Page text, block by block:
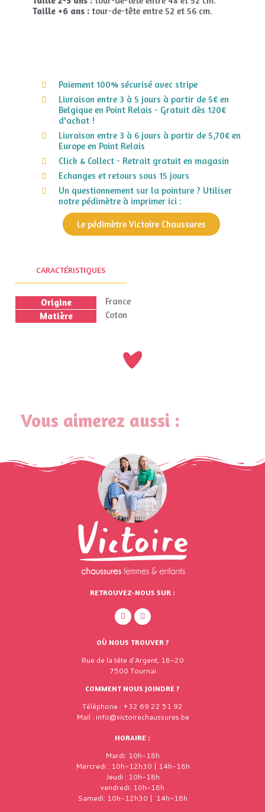
Taille +6 ans : tour-de-tête entre 52 et 56 cm.
Paiement 100% sécurisé avec stripe
Livraison entre 3 à 5 jours à partir de 5€ en
Belgique en Point Relais - Gratuit dès 120€
d'achat !
Livraison entre 3 à 6 jours à partir de 5,70€ en
Europe en Point Relais
Click & Collect - Retrait gratuit en magasin
Echanges et retours sous 15 jours
Un questionnement sur la pointure ? Utiliser
notre pédimètre à imprimer ici :
Le pédimètre Victoire Chaussures
CARACTÉRISTIQUES
Origine
France
Matière
Coton
Vous aimerez aussi :
RETROUVEZ-NOUS SUR :
OÙ NOUS TROUVER ?
Rue de la tête d'Argent, 18-20
7500 Tournai
COMMENT NOUS JOINDRE ?
Téléphone : +32 69 22 51 92
Mail : info@victoirechaussures.be
HORAIRE :
Mardi: 10h-18h
Mercredi : 10h-12h30 | 14h-18h
Jeudi : 10h-18h
vendredi: 10h-18h
Samedi: 10h-12h30 | 14h-18h